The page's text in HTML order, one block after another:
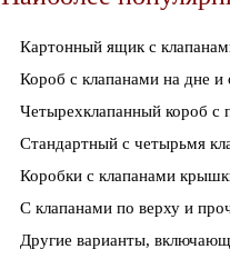
Картонный ящик с
Короб с клапанами на дне
Четырехклапанный короб с
Стандартный с четырьмя
Коробки с клапанами
С клапанами по верху и
Другие варианты,